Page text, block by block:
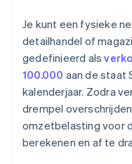
Je kunt een fysieke
detailhandel of
gedefinieerd als
100.000 aan de staat
kalenderjaar. Zodra
drempel
omzetbelasting voor
berekenen en af te